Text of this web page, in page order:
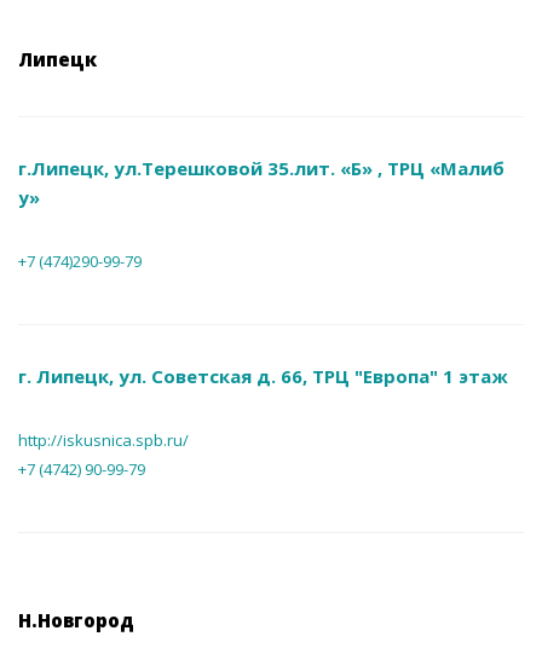
Липецк
г.Липецк, ул.Терешковой 35.лит. «Б» , ТРЦ «Малиб
у»
+7 (474)290-99-79
г. Липецк, ул. Советская д. 66, ТРЦ "Европа" 1 этаж
http://iskusnica.spb.ru/
+7 (4742) 90-99-79
Н.Новгород